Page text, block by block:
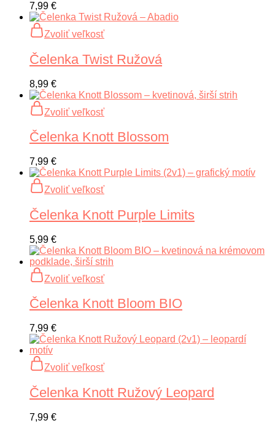
si
môžete
vybrať
stránke
7,99 €
Zvoliť veľkosť
Tento
produkt
viacero
si
vybrať
stránke
Čelenka Twist Ružová
8,99 €
Zvoliť veľkosť
Tento
produkt
viacero
si
môžete
vybrať
stránke
Čelenka Knott Blossom
7,99 €
Zvoliť veľkosť
Tento
produkt
viacero
si
môžete
na
produktu.
Čelenka Knott Purple Limits
5,99 €
Zvoliť veľkosť
Tento
produkt
viacero
si
vybrať
na
produktu.
Čelenka Knott Bloom BIO
7,99 €
Zvoliť veľkosť
Tento
produkt
viacero
Čelenka Knott Ružový Leopard
7,99 €